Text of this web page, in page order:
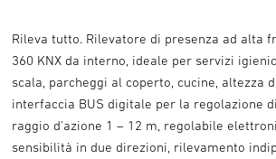
Rileva tutto. Rilevatore di presenza ad alta
360 KNX da interno, ideale per servizi
scala, parcheggi al coperto, cucine, altezza
interfaccia BUS digitale per la regolazione
raggio d'azione 1 – 12 m, regolabile
sensibilità in due direzioni, rilevamento